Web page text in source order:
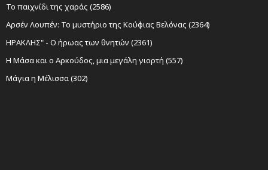
Το παιχνίδι της χαράς (2586)
Αρσέν Λουπέν: Το μυστήριο της Κούφιας Βελόνας (2364)
ΗΡΑΚΛΗΣ" - Ο ήρωας των θνητών (2361)
Η Μάσα και ο Αρκούδος, μια μεγάλη γιορτή (557)
Μάγια η Μέλισσα (302)